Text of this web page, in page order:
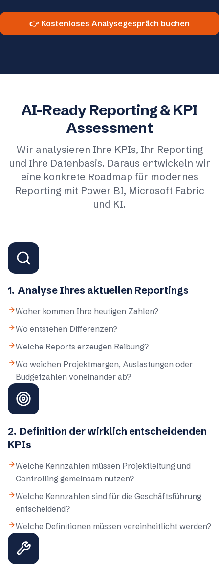
👉 Kostenloses Analysegespräch buchen
AI-Ready Reporting & KPI
Assessment
Wir analysieren Ihre KPIs, Ihr Reporting
und Ihre Datenbasis. Daraus entwickeln wir
eine konkrete Roadmap für modernes
Reporting mit Power BI, Microsoft Fabric
und KI.
1. Analyse Ihres aktuellen Reportings
Woher kommen Ihre heutigen Zahlen?
Wo entstehen Differenzen?
Welche Reports erzeugen Reibung?
Wo weichen Projektmargen, Auslastungen oder
Budgetzahlen voneinander ab?
2. Definition der wirklich entscheidenden
KPIs
Welche Kennzahlen müssen Projektleitung und
Controlling gemeinsam nutzen?
Welche Kennzahlen sind für die Geschäftsführung
entscheidend?
Welche Definitionen müssen vereinheitlicht werden?